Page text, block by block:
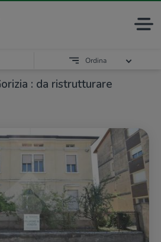
: da ristrutturare
Ordina